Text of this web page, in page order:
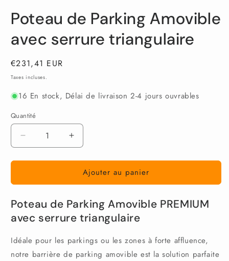
média
1
une
fenêtre
média
2
dans
une
fenêtre
Poteau de Parking Amovible
avec serrure triangulaire
Prix
habituel
€231,41 EUR
Taxes incluses.
16 En stock, Délai de livraison 2-4 jours ouvrables
Quantité
Réduire
la
quantité
Poteau
Parking
Amovible
serrure
triangulaire
Augmenter
la
quantité
Poteau
Parking
Amovible
serrure
triangulaire
Ajouter au panier
Poteau de Parking Amovible PREMIUM
avec serrure triangulaire
Idéale pour les parkings ou les zones à forte affluence,
notre barrière de parking amovible est la solution parfaite